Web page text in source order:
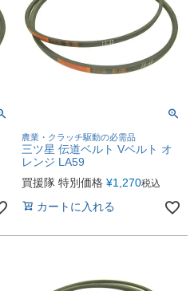
農業・クラッチ駆動の必需品
三ツ星 伝道ベルト Vベルト オ
レンジ LA59
買援隊 特別価格 ¥1,270税込
カートに入れる